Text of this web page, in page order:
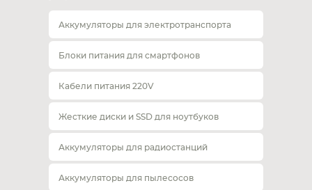
Аккумуляторы для электротранспорта
Блоки питания для смартфонов
Кабели питания 220V
Жесткие диски и SSD для ноутбуков
Аккумуляторы для радиостанций
Аккумуляторы для пылесосов